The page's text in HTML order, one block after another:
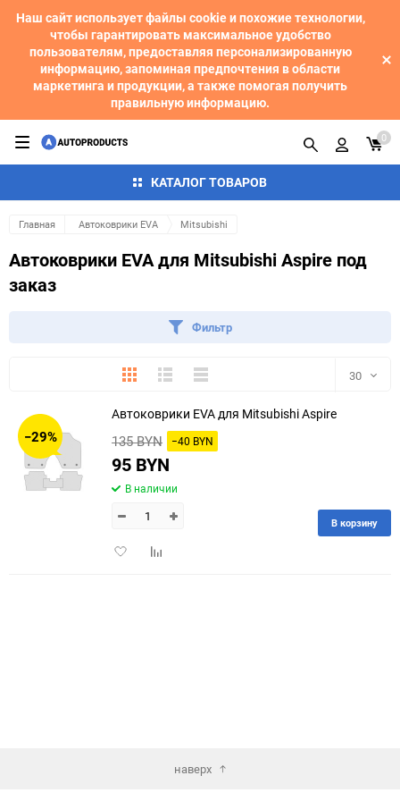
Наш сайт использует файлы cookie и похожие технологии,
чтобы гарантировать максимальное удобство
пользователям, предоставляя персонализированную
информацию, запоминая предпочтения в области
маркетинга и продукции, а также помогая получить
правильную информацию.
КАТАЛОГ ТОВАРОВ
0
Главная Автоковрики EVA Mitsubishi
Автоковрики EVA для Mitsubishi Aspire под
заказ
Фильтр
ПлиткаПодробноКомпактно 30
30
150
−29%
Автоковрики EVA для Mitsubishi Aspire
135 BYN −40 BYN
95 BYN
В наличии
ДобавитьДобавить
В корзину
наверх